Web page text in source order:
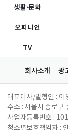
생활·문화
오피니언
TV
회사소개 광
대표이사/발행인 : 이
주소 : 서울시 종로구
사업자등록번호 :
청소년보호책임자 :